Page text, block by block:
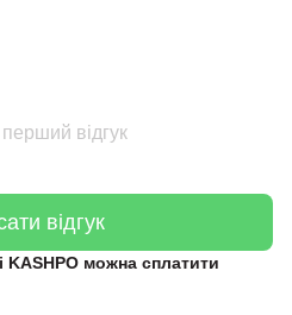
відгук
відгук
KASHPO можна сплатити